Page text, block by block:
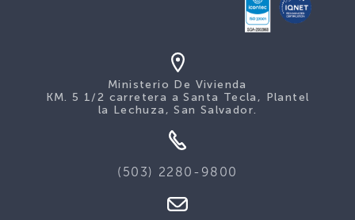
Ministerio De Vivienda
KM. 5 1/2 carretera a Santa Tecla, Plantel
la Lechuza, San Salvador.
(503) 2280-9800